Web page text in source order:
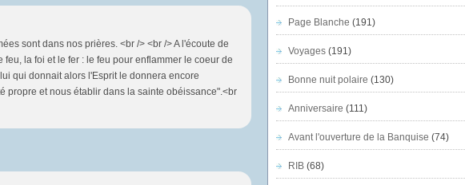
sont dans nos prières. <br /> <br /> A l'écoute de
la foi et le fer : le feu pour enflammer le coeur de
qui donnait alors l'Esprit le donnera encore
propre et nous établir dans la sainte obéissance".<br
Page Blanche (191)
Voyages(191)
Bonne nuit polaire (130)
Anniversaire (111)
Avant l'ouverture de la Banquise (74)
RIB(68)